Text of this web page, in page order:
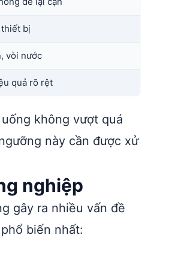
bị
vòi nước
quả rõ rệt
không vượt quá
này cần được xử
nghiệp
gây ra nhiều vấn đề
biến nhất: